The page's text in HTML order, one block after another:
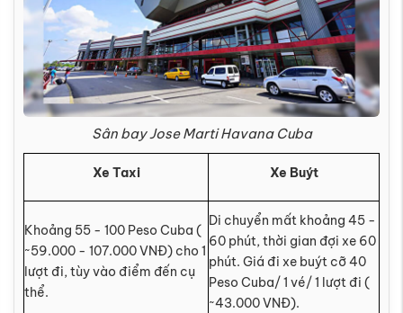
Sân bay Jose Marti Havana Cuba
Xe Taxi Xe Buýt
Khoảng 55 - 100 Peso Cuba (
~59.000 - 107.000 VNĐ) cho 1
lượt đi, tùy vào điểm đến cụ
thể.
Di chuyển mất khoảng 45 -
60 phút, thời gian đợi xe 60
phút. Giá đi xe buýt cỡ 40
Peso Cuba/ 1 vé/ 1 lượt đi (
~43.000 VNĐ).